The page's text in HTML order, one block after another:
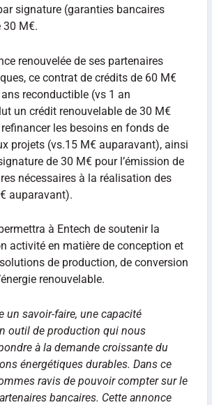
signature (garanties bancaires
30 M€.
renouvelée de ses partenaires
ce contrat de crédits de 60 M€
ans reconductible (vs 1 an
un crédit renouvelable de 30 M€
les besoins en fonds de
projets (vs.15 M€ auparavant), ainsi
de 30 M€ pour l’émission de
nécessaires à la réalisation des
auparavant).
à Entech de soutenir la
activité en matière de conception et
de production, de conversion
renouvelable.
un savoir-faire, une capacité
outil de production qui nous
à la demande croissante du
énergétiques durables. Dans ce
ravis de pouvoir compter sur le
bancaires. Cette annonce